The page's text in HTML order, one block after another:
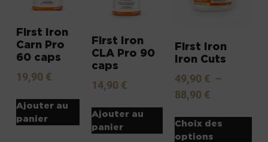
First Iron
Carn Pro
60 caps
19,90 €
Ajouter au
panier
First Iron
CLA Pro 90
caps
14,90 €
Ajouter au
panier
First Iron
Iron Cuts
49,90 € –
88,90 €
Choix des
options